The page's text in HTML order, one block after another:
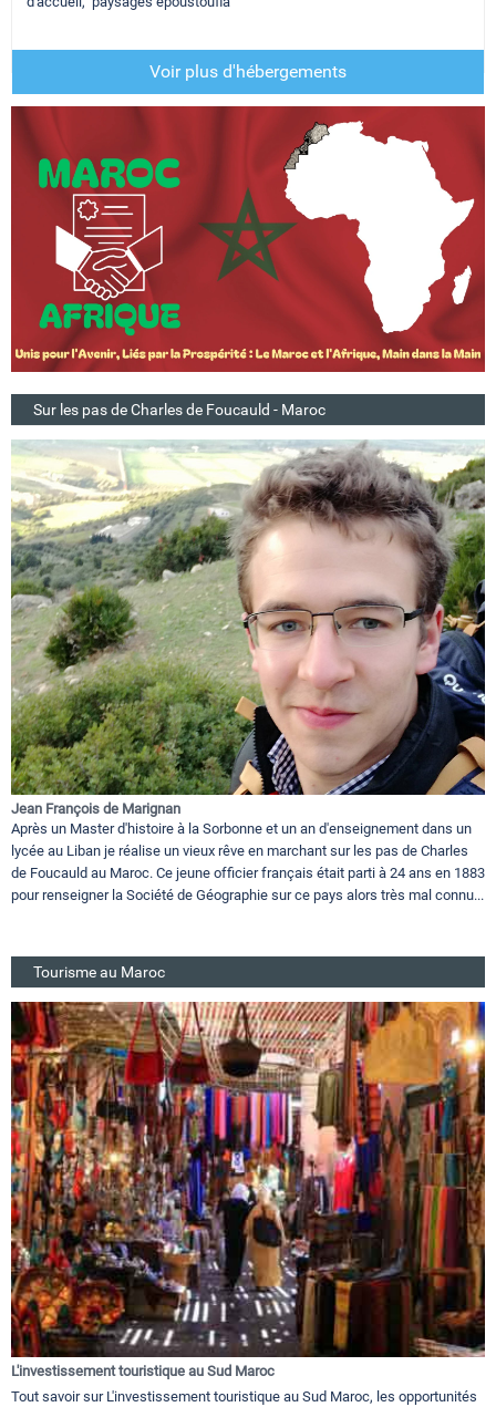
Voir plus d'hébergements
Sur les pas de Charles de Foucauld - Maroc
Jean François de Marignan
Après un Master d'histoire à la Sorbonne et un an d'enseignement dans un
lycée au Liban je réalise un vieux rêve en marchant sur les pas de Charles
de Foucauld au Maroc. Ce jeune officier français était parti à 24 ans en 1883
pour renseigner la Société de Géographie sur ce pays alors très mal connu...
Tourisme au Maroc
L'investissement touristique au Sud Maroc
Tout savoir sur L'investissement touristique au Sud Maroc, les opportunités